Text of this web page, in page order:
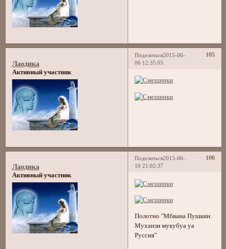
Поделиться 105
2015-06-
06 12:35:05
Лаодика
Активный участник
Поделиться 106
2015-06-
10 21:02:37
Лаодика
Активный участник
Полотно "Мбвана Пушкин.
Муханзи мукубуа уа
Руссия"